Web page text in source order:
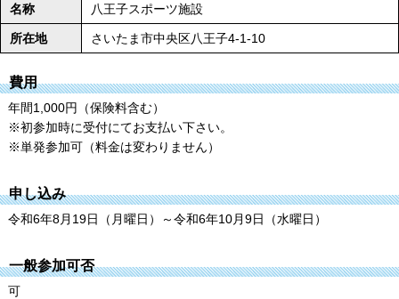
名称 八王子スポーツ施設
所在地 さいたま市中央区八王子4-1-10
費用
年間1,000円（保険料含む）
※初参加時に受付にてお支払い下さい。
※単発参加可（料金は変わりません）
申し込み
令和6年8月19日（月曜日）～令和6年10月9日（水曜日）
一般参加可否
可